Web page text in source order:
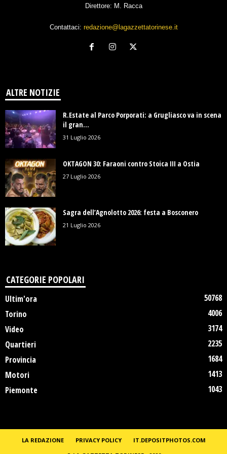
Direttore: M. Racca
Contattaci: redazione@lagazzettatorinese.it
ALTRE NOTIZIE
R.Estate al Parco Porporati: a Grugliasco va in scena
il gran...
31 Luglio 2026
OKTAGON 30: Faraoni contro Stoica III a Ostia
27 Luglio 2026
Sagra dell’Agnolotto 2026: festa a Bosconero
21 Luglio 2026
CATEGORIE POPOLARI
Ultim'ora
50768
Torino
4006
Video
3174
Quartieri
2235
Provincia
1684
Motori
1413
Piemonte
1043
LA REDAZIONE PRIVACY POLICY
IT.DEPOSITPHOTOS.COM